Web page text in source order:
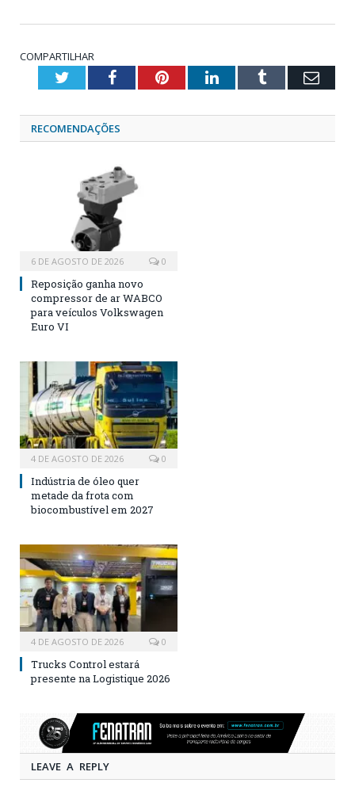
COMPARTILHAR
TwitterFacebookPinterestLinkedInTumblr
RECOMENDAÇÕES
6 DE AGOSTO DE 2026 0
Reposição ganha novo
compressor de ar WABCO
para veículos Volkswagen
Euro VI
4 DE AGOSTO DE 2026 0
Indústria de óleo quer
metade da frota com
biocombustível em 2027
4 DE AGOSTO DE 2026 0
Trucks Control estará
presente na Logistique 2026
LEAVE A REPLY